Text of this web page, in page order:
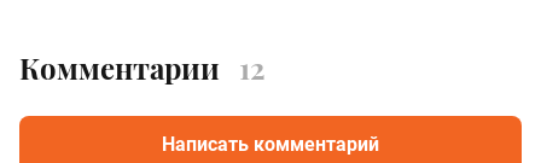
Комментарии 12
Написать комментарий